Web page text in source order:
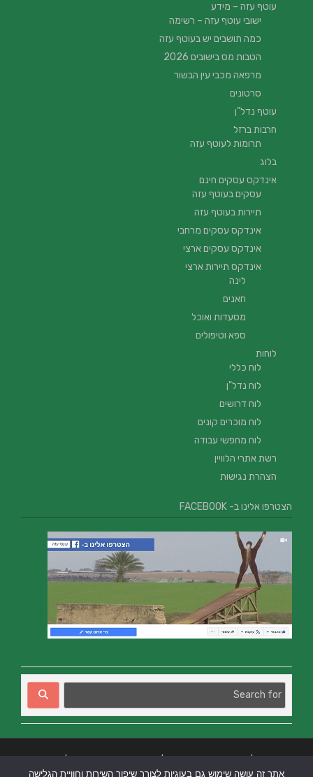
עוטף עזה – מידע
ישובי עוטף עזה – רשימה
כמה תושבים יש בעוטף עזה
הטבות מס בישובים 2026
מרפאה מכבי עין הבשור
סרטונים
עוטף נדל”ן
חרבות ברזל
תרומות לעוטף עזה
בלוג
אינדקס עסקים חינם
עסקים בעוטף עזה
תיירות בעוטף עזה
אינדקס עסקים מרחבי
אינדקס עסקים ארצי
אינדקס תיירות ארצי
לינה
חאנים
מסעדות ואוכל
ספא וטיפולים
לוחות
לוח כללי
לוח נדל"ן
לוח דרושים
לוח מוכרים קונים
לוח מחפשי עבודה
רשת אתרי הלוויין
הצהרת נגישות
הצטרפו אלינו ב- FACEBOOK
אתר זה עושה שימוש גם בעוגיות לצורך שיפור השירות וחוויית הגלישה